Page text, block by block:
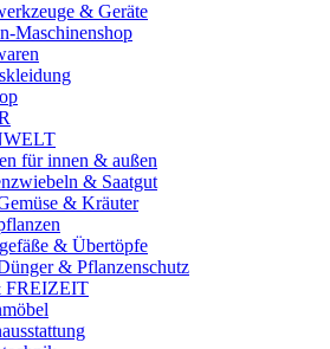
& Geräte
Maschinenshop
für innen & außen
& Saatgut
& Kräuter
& Übertöpfe
& Pflanzenschutz
FREIZEIT